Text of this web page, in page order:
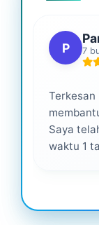
P 7
Terkesan
Saya
waktu 1